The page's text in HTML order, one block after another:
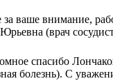
ваше внимание,
(врач
спасибо
болезнь). С